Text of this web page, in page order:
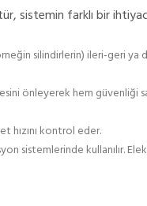
sistemin farklı bir
silindirlerin) ileri-geri ya
önleyerek hem güvenliği
hızını kontrol eder.
sistemlerinde kullanılır.